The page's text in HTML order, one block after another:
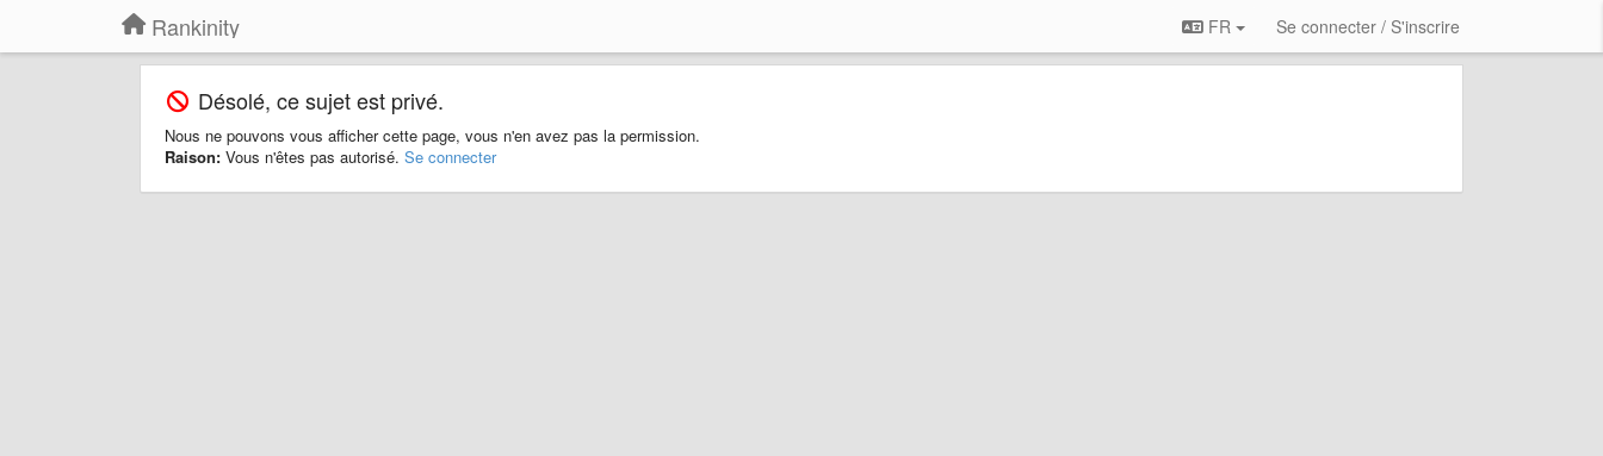
Rankinity FR Se connecter / S'inscrire
Désolé, ce sujet est privé.
Nous ne pouvons vous afficher cette page, vous n'en avez pas la permission.
Raison: Vous n'êtes pas autorisé. Se connecter